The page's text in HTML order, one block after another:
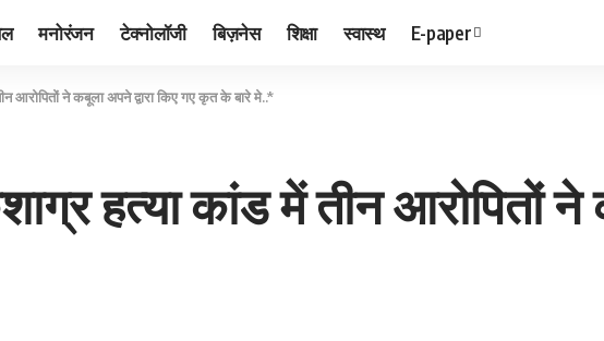
मनोरंजन टेक्नोलॉजी बिज़नेस शिक्षा स्वास्थ E-paper
आरोपितों ने कबूला अपने द्वारा किए गए कृत के बारे मे..*
हत्या कांड में तीन आरोपितों ने